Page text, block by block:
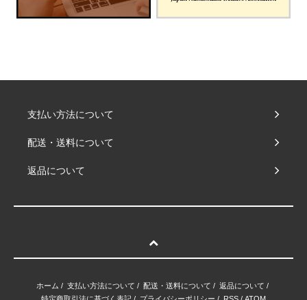
支払い方法について
配送・送料について
返品について
ホーム / 支払い方法について / 配送・送料について / 返品について /